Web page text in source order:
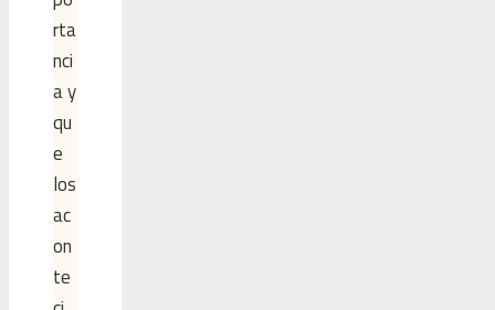
rta
nci
a y
qu
e
los
ac
on
te